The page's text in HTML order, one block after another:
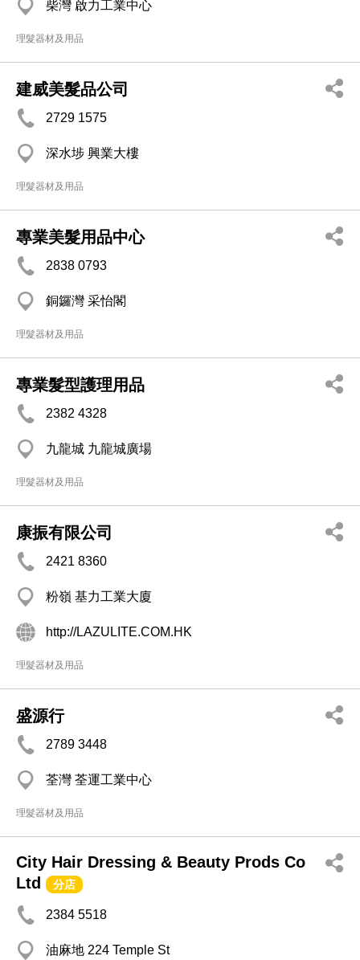
柴灣 啟力工業中心
理髮器材及用品
建威美髮品公司
2729 1575
深水埗 興業大樓
理髮器材及用品
專業美髮用品中心
2838 0793
銅鑼灣 采怡閣
理髮器材及用品
專業髮型護理用品
2382 4328
九龍城 九龍城廣場
理髮器材及用品
康振有限公司
2421 8360
粉嶺 基力工業大廈
http://LAZULITE.COM.HK
理髮器材及用品
盛源行
2789 3448
荃灣 荃運工業中心
理髮器材及用品
City Hair Dressing & Beauty Prods Co
Ltd
分店
2384 5518
油麻地 224 Temple St